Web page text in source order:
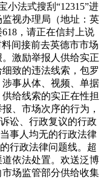
小法式搜刮“12315”进
视办理局（地址：英
，请正在信封上说
间接前去英德市市场
激励举报人供给实正
致的违法线索，包罗
事从体、视频、单据
给线索的实正在性担
、市场次序的行为，
讼、行政复议的行政
事人均无的行政法律
行政法律问题线。超
依法处置。欢送泛博
场监管部分供给收集